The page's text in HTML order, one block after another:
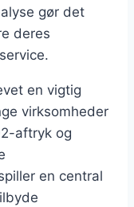
gør det
deres
en vigtig
virksomheder
aftryk og
en central